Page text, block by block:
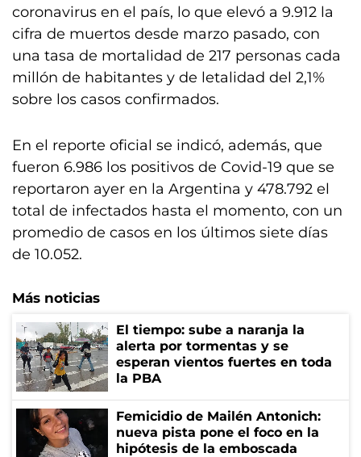
coronavirus en el país, lo que elevó a 9.912 la
cifra de muertos desde marzo pasado, con
una tasa de mortalidad de 217 personas cada
millón de habitantes y de letalidad del 2,1%
sobre los casos confirmados.
En el reporte oficial se indicó, además, que
fueron 6.986 los positivos de Covid-19 que se
reportaron ayer en la Argentina y 478.792 el
total de infectados hasta el momento, con un
promedio de casos en los últimos siete días
de 10.052.
Más noticias
El tiempo: sube a naranja la
alerta por tormentas y se
esperan vientos fuertes en toda
la PBA
Femicidio de Mailén Antonich:
nueva pista pone el foco en la
hipótesis de la emboscada